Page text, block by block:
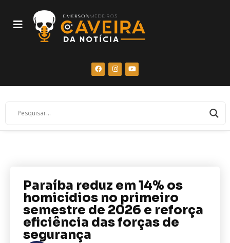
Paraíba reduz em 14% os
homicídios no primeiro
semestre de 2026 e reforça
eficiência das forças de
segurança